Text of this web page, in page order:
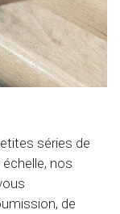
séries de
nos
de